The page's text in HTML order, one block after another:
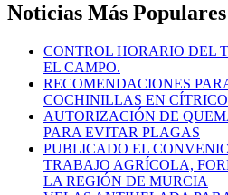
Noticias Más Populares
CONTROL HORARIO DEL
EL CAMPO.
RECOMENDACIONES
COCHINILLAS EN
AUTORIZACIÓN DE
PARA EVITAR PLAGAS
PUBLICADO EL
TRABAJO AGRÍCOLA,
LA REGIÓN DE MURCIA